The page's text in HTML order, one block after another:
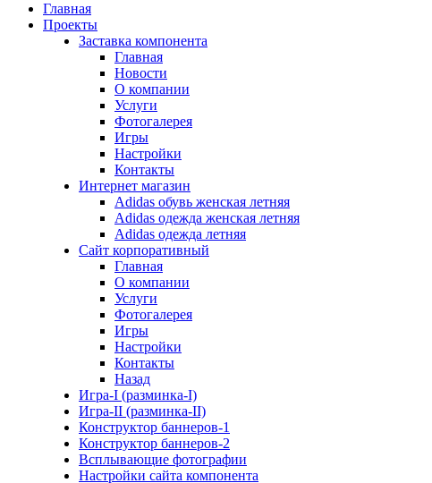
Главная
Проекты
Заставка компонента
Главная
Новости
О компании
Услуги
Фотогалерея
Игры
Наcтройки
Контакты
Интернет магазин
Adidas обувь женская летняя
Adidas одежда женская летняя
Adidas одежда летняя
Сайт корпоративный
Главная
О компании
Услуги
Фотогалерея
Игры
Настройки
Контакты
Назад
Игра-I (разминка-I)
Игра-II (разминка-II)
Конструктор баннеров-1
Конструктор баннеров-2
Всплывающие фотографии
Настройки сайта компонента